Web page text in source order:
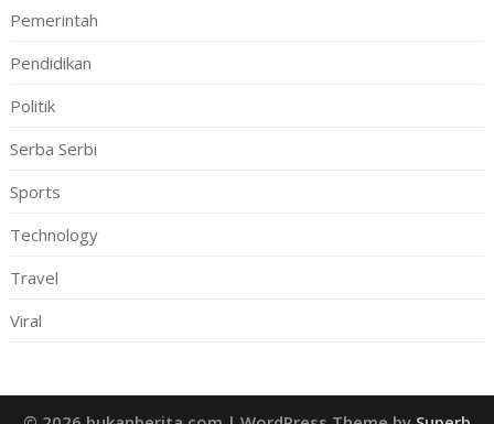
Pemerintah
Pendidikan
Politik
Serba Serbi
Sports
Technology
Travel
Viral